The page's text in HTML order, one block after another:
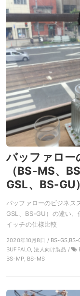
バッファロー
（BS-MS、
GSL、BS-GU
バッファローのビジネ
GSL、BS-GU）の違い
イッチの仕様比較
2020年10月8日 / BS-GS,BS-
BUFFALO, 法人向け製品 /
BS-MP, BS-MS